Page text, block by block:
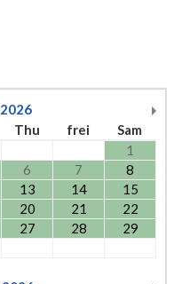
2026
Thu frei
Sam
1
6 7
8
13 14
15
20 21
22
27 28
29